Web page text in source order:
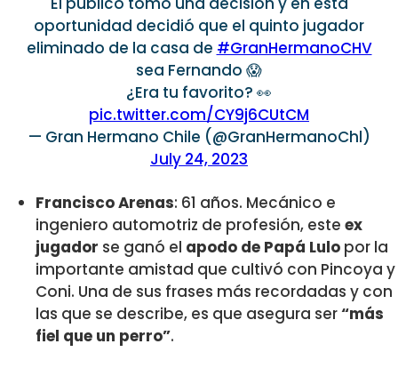
oportunidad decidió que el quinto jugador
eliminado de la casa de #GranHermanoCHV
sea Fernando 😱
¿Era tu favorito? 👀
pic.twitter.com/CY9j6CUtCM
— Gran Hermano Chile (@GranHermanoChl)
July 24, 2023
Francisco Arenas: 61 años. Mecánico e
ingeniero automotriz de profesión, este ex
jugador se ganó el apodo de Papá Lulo por la
importante amistad que cultivó con Pincoya y
Coni. Una de sus frases más recordadas y con
las que se describe, es que asegura ser“más
fiel que un perro”.